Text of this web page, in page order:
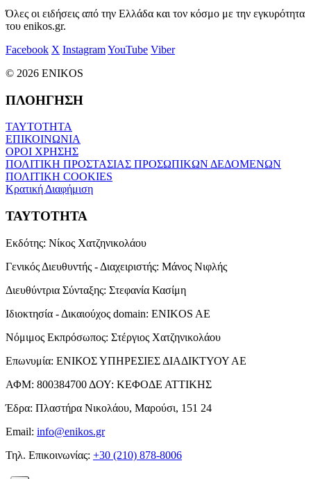
Όλες οι ειδήσεις από την Ελλάδα και τον κόσμο με την εγκυρότητα
του enikos.gr.
Facebook X InstagramYouTube Viber
© 2026 ENIKOS
ΠΛΟΗΓΗΣΗ
ΤΑΥΤΟΤΗΤΑ
ΕΠΙΚΟΙΝΩΝΙΑ
ΟΡΟΙ ΧΡΗΣΗΣ
ΠΟΛΙΤΙΚΗ ΠΡΟΣΤΑΣΙΑΣ ΠΡΟΣΩΠΙΚΩΝ ΔΕΔΟΜΕΝΩΝ
ΠΟΛΙΤΙΚΗ COOKIES
Κρατική Διαφήμιση
ΤΑΥΤΟΤΗΤΑ
Εκδότης: Νίκος Χατζηνικολάου
Γενικός Διευθυντής - Διαχειριστής: Μάνος Νιφλής
Διευθύντρια Σύνταξης: Στεφανία Κασίμη
Ιδιοκτησία - Δικαιούχος domain: ENIKOS AE
Νόμιμος Εκπρόσωπος: Στέργιος Χατζηνικολάου
Επωνυμία: ΕΝΙΚΟΣ ΥΠΗΡΕΣΙΕΣ ΔΙΑΔΙΚΤΥΟΥ ΑΕ
ΑΦΜ: 800384700 ΔΟΥ: ΚΕΦΟΔΕ ΑΤΤΙΚΗΣ
Έδρα: Πλαστήρα Νικολάου, Μαρούσι, 151 24
Email: info@enikos.gr
Τηλ. Επικοινωνίας: +30 (210) 878-8006